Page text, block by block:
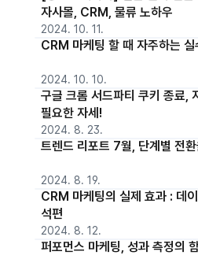
자사몰, CRM, 물류 노하우
2024. 10. 11.
CRM 마케팅 할 때 자주하는 실
2024. 10. 10.
구글 크롬 서드파티 쿠키 종료,
필요한 자세!
2024. 8. 23.
트렌드 리포트 7월, 단계별 전
2024. 8. 19.
CRM 마케팅의 실제 효과 : 데
석편
2024. 8. 12.
퍼포먼스 마케팅, 성과 측정의